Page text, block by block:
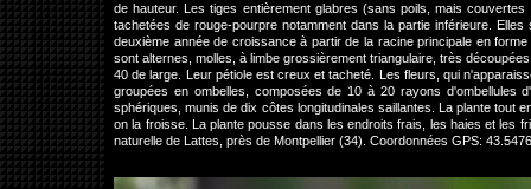
de hauteur. Les tiges entièrement glabres (sans poils, mais
tachetées de rouge-pourpre notamment dans la partie inférieure.
deuxième année de croissance à partir de la racine principale en
sont alternes, molles, à limbe grossièrement triangulaire, très
40 de large. Leur pétiole est creux et tacheté. Les fleurs, qui
groupées en ombelles, composées de 10 à 20 rayons
sphériques, munis de dix côtes longitudinales saillantes. La plante tout
on la froisse. La plante pousse dans les endroits frais, les haies et les
naturelle de Lattes, près de Montpellier (34). Coordonnées GPS: